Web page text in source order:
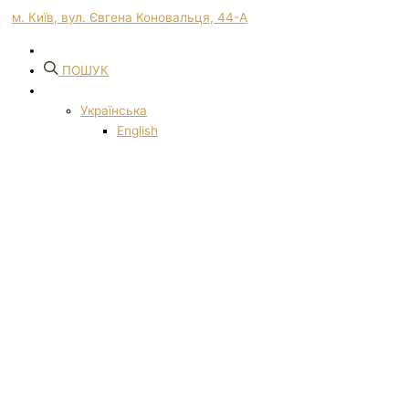
м. Київ, вул. Євгена Коновальця, 44-А
ПОШУК
Українська
English